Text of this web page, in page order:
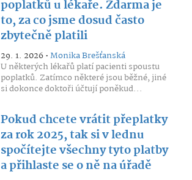
poplatků u lékaře. Zdarma je
to, za co jsme dosud často
zbytečně platili
29. 1. 2026 •Monika Brešťanská
U některých lékařů platí pacienti spoustu
poplatků. Zatímco některé jsou běžné, jiné
si dokonce doktoři účtují poněkud...
Pokud chcete vrátit přeplatky
za rok 2025, tak si v lednu
spočítejte všechny tyto platby
a přihlaste se o ně na úřadě